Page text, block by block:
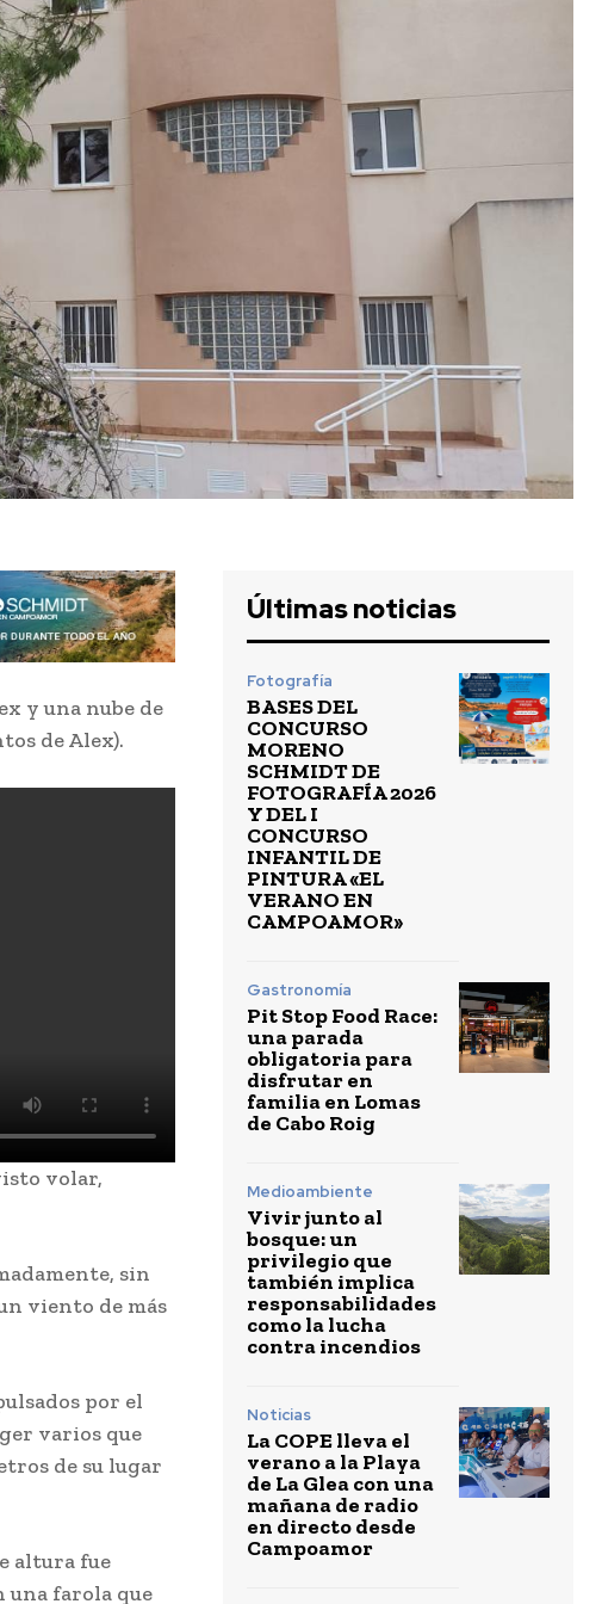
y una nube de
de Alex).
volar,
sin
viento de más
por el
varios que
de su lugar
altura fue
una farola que
Últimas noticias
Fotografía
BASES DEL
CONCURSO
MORENO
SCHMIDT DE
FOTOGRAFÍA 2026
Y DEL I
CONCURSO
INFANTIL DE
PINTURA «EL
VERANO EN
CAMPOAMOR»
Gastronomía
Pit Stop Food Race:
una parada
obligatoria para
disfrutar en
familia en Lomas
de Cabo Roig
Medioambiente
Vivir junto al
bosque: un
privilegio que
también implica
responsabilidades
como la lucha
contra incendios
Noticias
La COPE lleva el
verano a la Playa
de La Glea con una
mañana de radio
en directo desde
Campoamor